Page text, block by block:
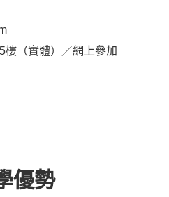
樓（實體）／網上參加
優勢